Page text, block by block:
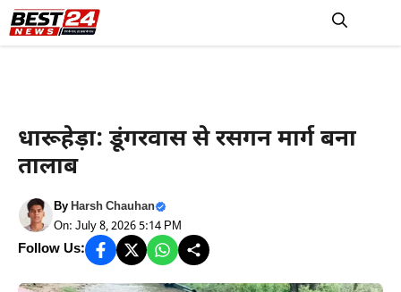
Skip
to
धारूहेड़ा: डूंगरवास से रसगन मार्ग बना
तालाब
ByHarsh Chauhan
On: July 8, 2026 5:14 PM
Follow Us: